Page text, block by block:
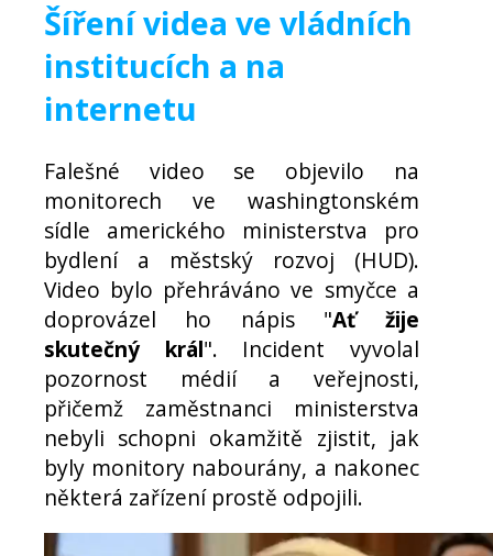
Šíření videa ve vládních
institucích a na
internetu
Falešné video se objevilo na
monitorech ve washingtonském
sídle amerického ministerstva pro
bydlení a městský rozvoj (HUD).
Video bylo přehráváno ve smyčce a
doprovázel ho nápis "Ať žije
skutečný král". Incident vyvolal
pozornost médií a veřejnosti,
přičemž zaměstnanci ministerstva
nebyli schopni okamžitě zjistit, jak
byly monitory nabourány, a nakonec
některá zařízení prostě odpojili.